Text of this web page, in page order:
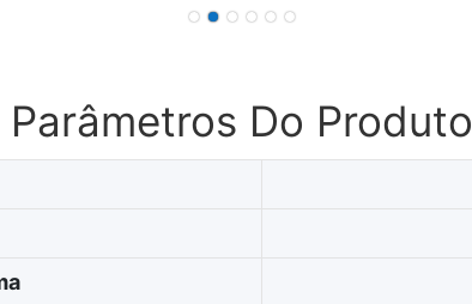
Parâmetros Do Produto